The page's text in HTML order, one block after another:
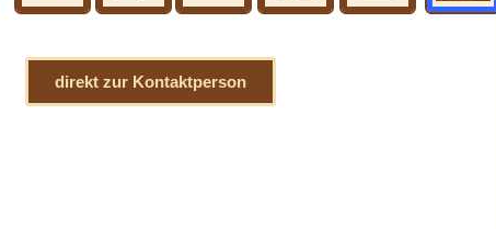
direkt zur Kontaktperson